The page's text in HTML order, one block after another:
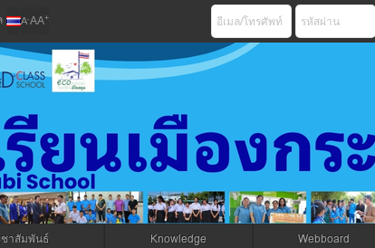
A-AA+
มืองกระบี่ ส
าสัมพันธ์ Knowledge Webboard